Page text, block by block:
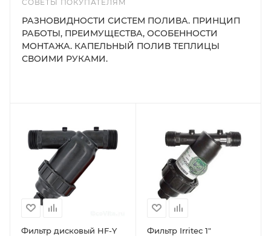
СОВЕТЫ ПОКУПАТЕЛЯМ
РАЗНОВИДНОСТИ СИСТЕМ ПОЛИВА. ПРИНЦИП
РАБОТЫ, ПРЕИМУЩЕСТВА, ОСОБЕННОСТИ
МОНТАЖА. КАПЕЛЬНЫЙ ПОЛИВ ТЕПЛИЦЫ
СВОИМИ РУКАМИ.
Фильтр дисковый HF-Y
Фильтр Irritec 1"